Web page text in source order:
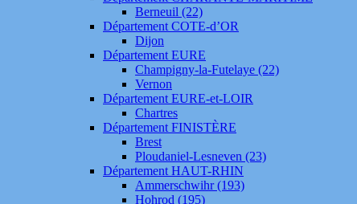
Berneuil (22)
Département COTE-d’OR
Dijon
Département EURE
Champigny-la-Futelaye (22)
Vernon
Département EURE-et-LOIR
Chartres
Département FINISTÈRE
Brest
Ploudaniel-Lesneven (23)
Département HAUT-RHIN
Ammerschwihr (193)
Hohrod (195)